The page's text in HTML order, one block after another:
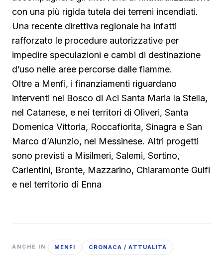
con una più rigida tutela dei terreni incendiati.
Una recente direttiva regionale ha infatti
rafforzato le procedure autorizzative per
impedire speculazioni e cambi di destinazione
d’uso nelle aree percorse dalle fiamme.
Oltre a Menfi, i finanziamenti riguardano
interventi nel Bosco di Aci Santa Maria la Stella,
nel Catanese, e nei territori di Oliveri, Santa
Domenica Vittoria, Roccafiorita, Sinagra e San
Marco d’Alunzio, nel Messinese. Altri progetti
sono previsti a Misilmeri, Salemi, Sortino,
Carlentini, Bronte, Mazzarino, Chiaramonte Gulfi
e nel territorio di Enna
ANCHE IN MENFI CRONACA / ATTUALITÀ